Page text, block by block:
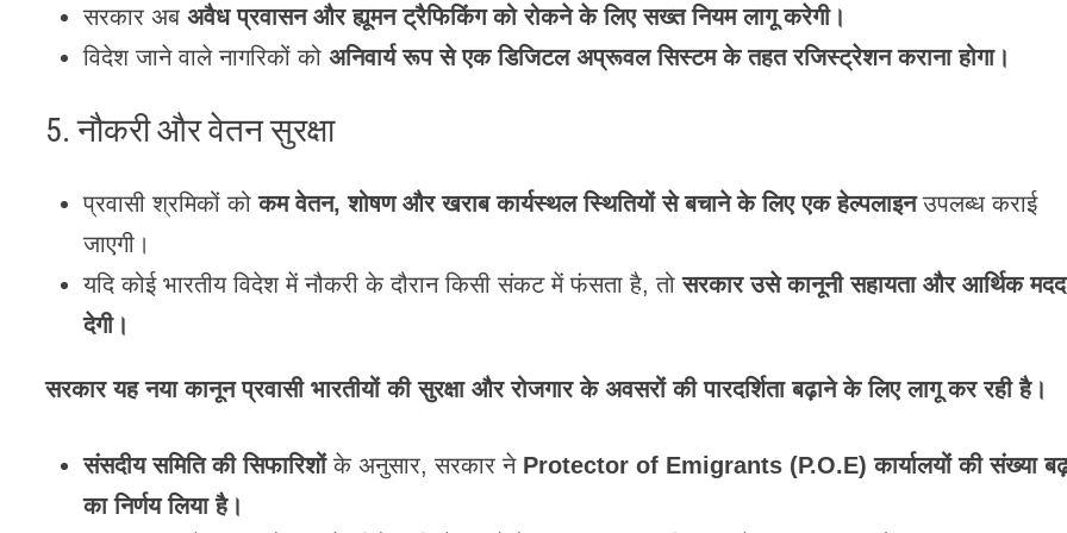
सरकार अबअवैध प्रवासन और ह्यूमन ट्रैफिकिंग को रोकने के लिए सख्त नियम लागू करेगी।
विदेश जाने वाले नागरिकों कोअनिवार्य रूप से एक डिजिटल अप्रूवल सिस्टम के तहत रजिस्ट्रेशन कराना होगा।
5. नौकरी और वेतन सुरक्षा
प्रवासी श्रमिकों कोकम वेतन, शोषण और खराब कार्यस्थल स्थितियों से बचाने के लिए एक हेल्पलाइनउपलब्ध कराई
जाएगी।
यदि कोई भारतीय विदेश में नौकरी के दौरान किसी संकट में फंसता है, तोसरकार उसे कानूनी सहायता और आर्थिक मदद
देगी।
सरकार यह नया कानून प्रवासी भारतीयों की सुरक्षा और रोजगार के अवसरों की पारदर्शिता बढ़ाने के लिए लागू कर रही है।
संसदीय समिति की सिफारिशोंके अनुसार, सरकार ने Protector of Emigrants (P.O.E) कार्यालयों की संख्या
का निर्णय लिया है।